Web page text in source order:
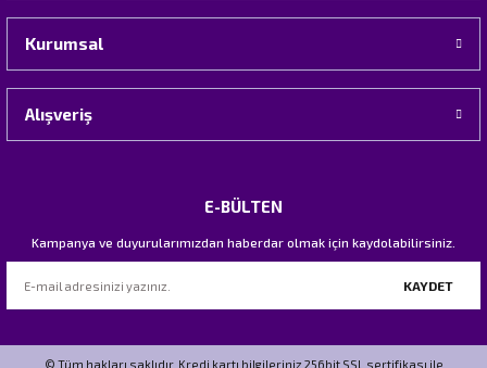
Kurumsal
Alışveriş
E-BÜLTEN
Kampanya ve duyurularımızdan haberdar olmak için kaydolabilirsiniz.
KAYDET
© Tüm hakları saklıdır. Kredi kartı bilgileriniz 256bit SSL sertifikası ile